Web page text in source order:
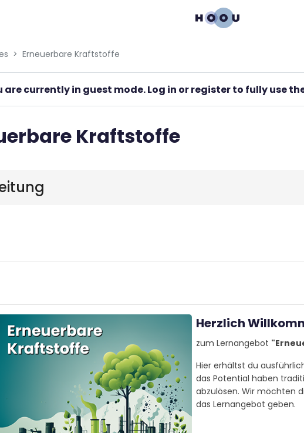
Erneuerbare Kraftstoffe
are currently in guest mode. Log in or register to fully use
Kraftstoffe
Herzlich
zum Lernangebot
Hier erhältst du
das Potential haben
abzulösen. Wir möchten
das Lernangebot geben.